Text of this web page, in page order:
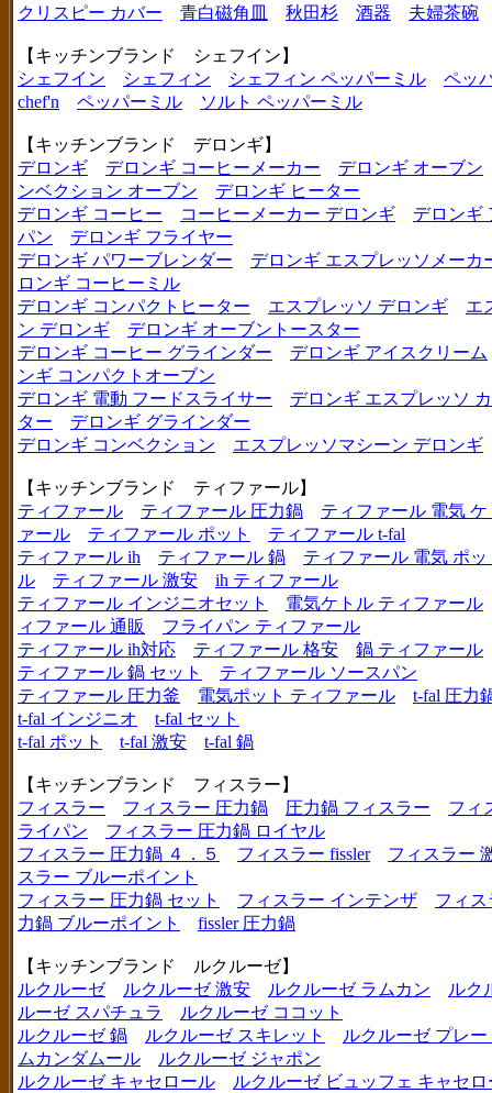
クリスピー カバー
青白磁角皿 秋田杉 酒器 夫婦茶碗
【キッチンブランド シェフイン】
シェフイン
シェフィン シェフィン ペッパーミル
ペッ
chef'n
ペッパーミル ソルト ペッパーミル
【キッチンブランド デロンギ】
デロンギ
デロンギ コーヒーメーカー
デロンギ オーブン
ンベクション オーブン
デロンギ ヒーター
デロンギ コーヒー
コーヒーメーカー デロンギ
デロンギ
パン
デロンギ フライヤー
デロンギ パワーブレンダー
デロンギ エスプレッソメーカ
ロンギ コーヒーミル
デロンギ コンパクトヒーター
エスプレッソ デロンギ
エ
ン デロンギ
デロンギ オーブントースター
デロンギ コーヒー グラインダー
デロンギ アイスクリーム
ンギ コンパクトオーブン
デロンギ 電動 フードスライサー
デロンギ エスプレッソ
ター
デロンギ グラインダー
デロンギ コンベクション
エスプレッソマシーン デロンギ
【キッチンブランド ティファール】
ティファール
ティファール 圧力鍋
ティファール 電気 ケ
ァール
ティファール ポット
ティファール t-fal
ティファール ih
ティファール 鍋
ティファール 電気 ポッ
ル
ティファール 激安
ih ティファール
ティファール インジニオセット
電気ケトル ティファール
ィファール 通販
フライパン ティファール
ティファール ih対応
ティファール 格安
鍋 ティファール
ティファール 鍋 セット
ティファール ソースパン
ティファール 圧力釜
電気ポット ティファール
t-fal 圧力
t-fal インジニオ
t-fal セット
t-fal ポット
t-fal 激安 t-fal 鍋
【キッチンブランド フィスラー】
フィスラー
フィスラー 圧力鍋 圧力鍋 フィスラー
フィ
ライパン
フィスラー 圧力鍋 ロイヤル
フィスラー 圧力鍋 ４．５
フィスラー fissler
フィスラー
スラー ブルーポイント
フィスラー 圧力鍋 セット
フィスラー インテンザ
フィ
力鍋 ブルーポイント
fissler 圧力鍋
【キッチンブランド ルクルーゼ】
ルクルーゼ
ルクルーゼ 激安 ルクルーゼ ラムカン
ルク
ルーゼ スパチュラ
ルクルーゼ ココット
ルクルーゼ 鍋
ルクルーゼ スキレット
ルクルーゼ プレ
ムカンダムール
ルクルーゼ ジャポン
ルクルーゼ キャセロール
ルクルーゼ ビュッフェ キャセロ